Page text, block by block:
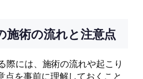
施術の流れと注意点
際には、施術の流れや起こり
点を事前に理解しておくこと